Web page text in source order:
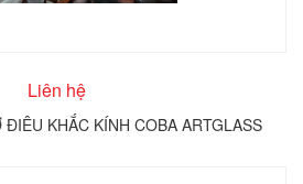
Liên hệ
KHẮC KÍNH COBA ARTGLASS